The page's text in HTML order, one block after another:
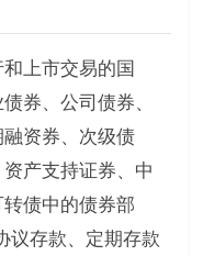
上市交易的国
券、公司债券、
资券、次级债
产支持证券、中
债中的债券部
议存款、定期存款